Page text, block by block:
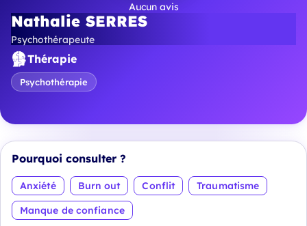
Aucun avis
Nathalie SERRES
Psychothérapeute
Thérapie
Psychothérapie
Pourquoi consulter ?
Anxiété Burn out Conflit
Traumatisme
Manque de confiance